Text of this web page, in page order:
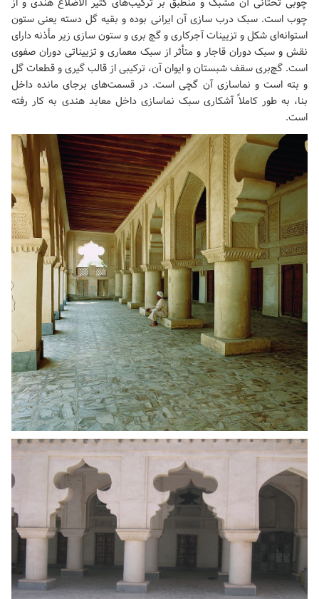
چوبی تحتانی آن مشبک و منطبق بر ترکیب‌های کثیر الاضلاع هندی و از
چوب است. سبک درب سازی آن ایرانی بوده و بقیه گل دسته یعنی ستون
استوانه‌ای شکل و تزیینات آجرکاری و گچ بری و ستون سازی زیر مأذنه دارای
نقش و سبک دوران قاجار و متأثر از سبک معماری و تزییناتی دوران صفوی
است. گچ‌بری سقف شبستان و ایوان آن، ترکیبی از قالب گیری و قطعات گل
و بته است و نماسازی آن گچی است. در قسمت‌های برجای مانده داخل
بنا، به طور کاملاً آشکاری سبک نماسازی داخل معابد هندی به کار رفته
است.